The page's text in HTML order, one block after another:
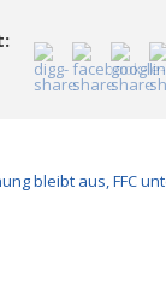
bleibt aus, FFC